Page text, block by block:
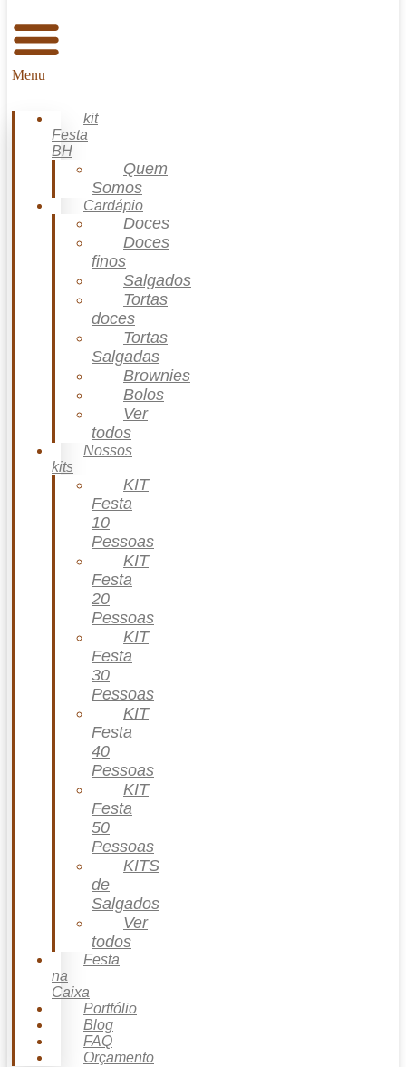
Menu
kit
Festa
BH
Quem
Somos
Cardápio
Doces
Doces
finos
Salgados
Tortas
doces
Tortas
Salgadas
Brownies
Bolos
Ver
todos
Nossos
kits
KIT
Festa
10
Pessoas
KIT
Festa
20
Pessoas
KIT
Festa
30
Pessoas
KIT
Festa
40
Pessoas
KIT
Festa
50
Pessoas
KITS
de
Salgados
Ver
todos
Festa
na
Caixa
Portfólio
Blog
FAQ
Orçamento